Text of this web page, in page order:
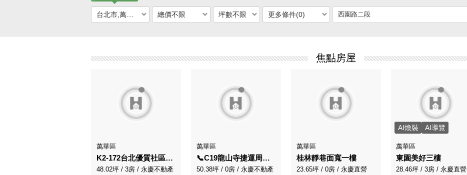
總價不限 坪數不限 更多條件(0)
焦點房屋
萬華區
K2-172台北優質社區邊間裝潢3房車採光華廈B
48.02坪 / 3房 / 永慶不動產
萬華區
📞C19龍山寺捷運周邊多采多姿美廈
50.38坪 / 0房 / 永慶不動產
萬華區
桂林靜巷面寬一樓
23.65坪 / 0房 / 永慶直營
AI煥裝 AI導覽
萬華區
東園美好三樓
28.46坪 / 3房 / 永慶直營